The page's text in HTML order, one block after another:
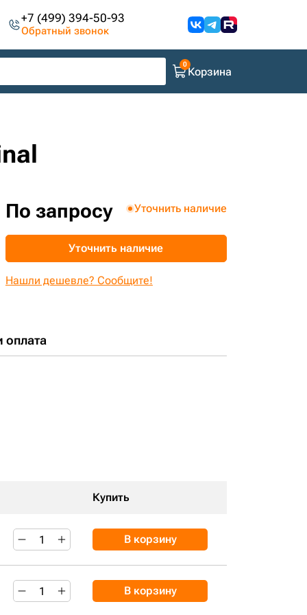
+7 (499) 394-50-93
Обратный звонок
Корзина
По запросу Уточнить наличие
Уточнить наличие
Нашли дешевле? Сообщите!
оплата
Купить
В корзину
В корзину